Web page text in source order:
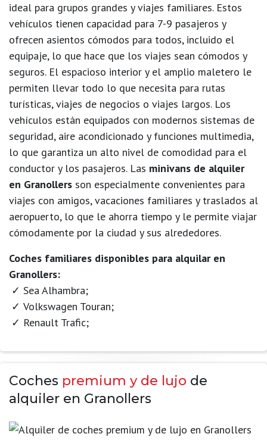
ideal para grupos grandes y viajes familiares. Estos
vehículos tienen capacidad para 7-9 pasajeros y
ofrecen asientos cómodos para todos, incluido el
equipaje, lo que hace que los viajes sean cómodos y
seguros. El espacioso interior y el amplio maletero le
permiten llevar todo lo que necesita para rutas
turísticas, viajes de negocios o viajes largos. Los
vehículos están equipados con modernos sistemas de
seguridad, aire acondicionado y funciones multimedia,
lo que garantiza un alto nivel de comodidad para el
conductor y los pasajeros. Las minivans de alquiler
en Granollers son especialmente convenientes para
viajes con amigos, vacaciones familiares y traslados al
aeropuerto, lo que le ahorra tiempo y le permite viajar
cómodamente por la ciudad y sus alrededores.
Coches familiares disponibles para alquilar en
Granollers:
Sea Alhambra;
Volkswagen Touran;
Renault Trafic;
Coches premium y de lujo de
alquiler en Granollers